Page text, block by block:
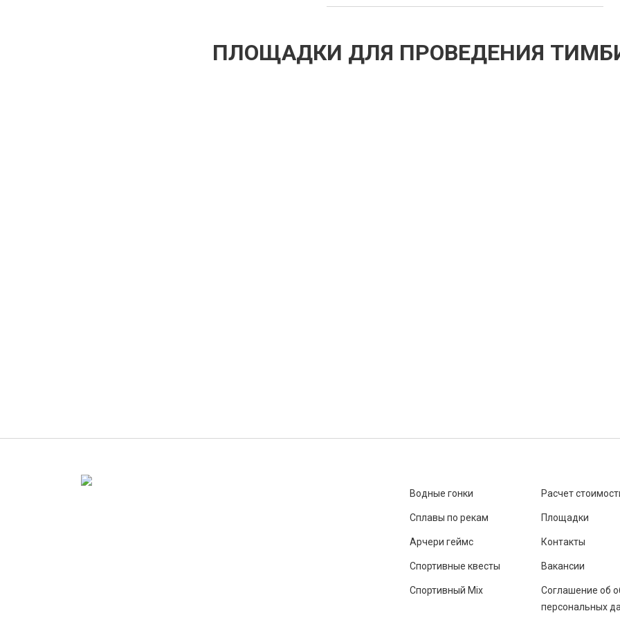
ПЛОЩАДКИ ДЛЯ ПРОВЕДЕНИЯ
Водные гонки
Сплавы по рекам
Арчери геймс
Спортивные квесты
Спортивный Mix
Расчет
Площадки
Контакты
Вакансии
Соглашение об
персональных